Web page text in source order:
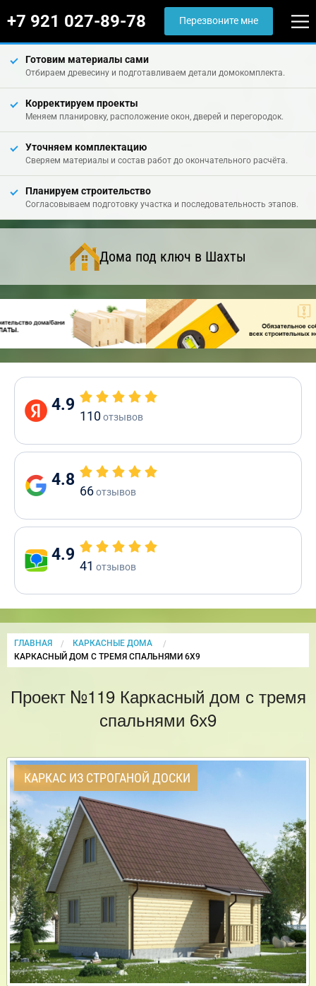
+7 921 027-89-78 Перезвоните мне
Готовим материалы сами
Отбираем древесину и подготавливаем детали домокомплекта.
Корректируем проекты
Меняем планировку, расположение окон, дверей и перегородок.
Уточняем комплектацию
Сверяем материалы и состав работ до окончательного расчёта.
Планируем строительство
Согласовываем подготовку участка и последовательность этапов.
Дома под ключ в Шахты
4.9
110отзывов
4.8
66отзывов
4.9
41 отзывов
ГЛАВНАЯ
КАРКАСНЫЕ ДОМА
CURRENT:
КАРКАСНЫЙ ДОМ С ТРЕМЯ СПАЛЬНЯМИ 6Х9
Проект №119 Каркасный дом с тремя
спальнями 6х9
КАРКАС ИЗ СТРОГАНОЙ ДОСКИ